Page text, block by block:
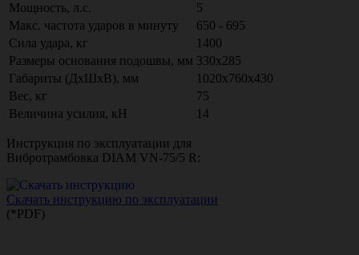
Мощность, л.с.
5
Макс. частота ударов в минуту
650 - 695
Сила удара, кг
1400
Размеры основания подошвы, мм 330х285
Габариты (ДхШхВ), мм
1020х760х430
Вес, кг
75
Величина усилия, кН
14
Инструкция по эксплуатации для
Вибротрамбовка DIAM VN-75/5 R:
Скачать инструкцию по эксплуатации
(*PDF)